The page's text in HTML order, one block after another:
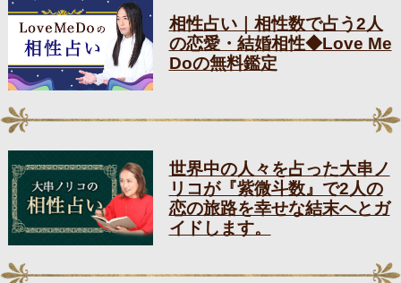
相性占い｜相性数で占う2人
の恋愛・結婚相性◆Love Me
Doの無料鑑定
世界中の人々を占った大串ノ
リコが『紫微斗数』で2人の
恋の旅路を幸せな結末へとガ
イドします。